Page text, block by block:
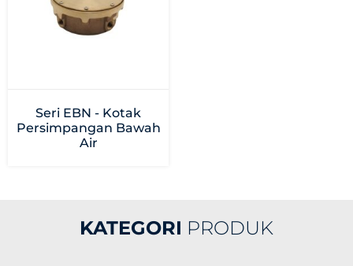
Seri EBN - Kotak
Persimpangan Bawah
Air
KATEGORI PRODUK